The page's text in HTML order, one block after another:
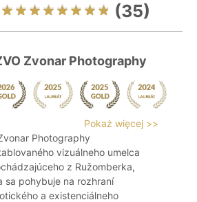
(35)
Zvonar Photography
Pokaż więcej >>
Photography
vizuálneho umelca
z Ružomberka,
sa pohybuje na rozhraní
a existenciálneho